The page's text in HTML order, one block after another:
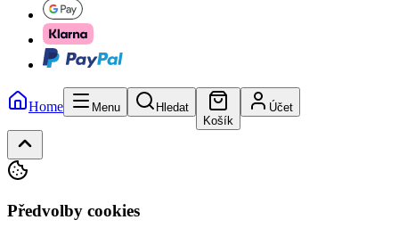
Home Menu
Hledat
Košík
Účet
Předvolby cookies